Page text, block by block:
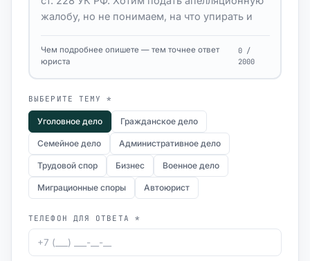
Чем подробнее опишете — тем точнее ответ
юриста
0 /
2000
ВЫБЕРИТЕ ТЕМУ *
Уголовное дело Гражданское дело
Семейное дело Административное дело
Трудовой спор Бизнес Военное дело
Миграционные споры Автоюрист
ТЕЛЕФОН ДЛЯ ОТВЕТА *